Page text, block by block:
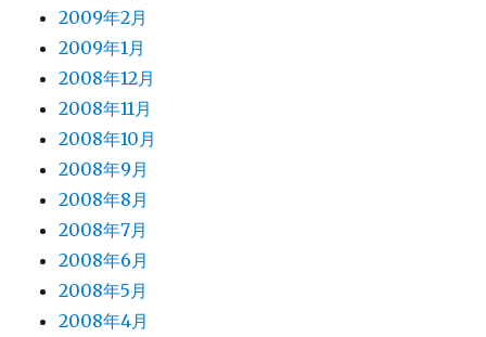
2009年2月
2009年1月
2008年12月
2008年11月
2008年10月
2008年9月
2008年8月
2008年7月
2008年6月
2008年5月
2008年4月